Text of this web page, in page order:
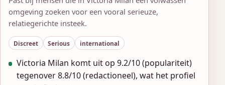
omgeving zoeken voor een vooral serieuze,
relatiegerichte insteek.
Discreet Serious international
Victoria Milan komt uit op 9.2/10 (populariteit)
tegenover 8.8/10 (redactioneel), wat het profiel